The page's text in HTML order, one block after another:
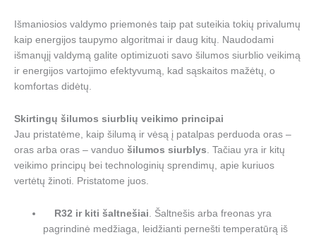
Išmaniosios valdymo priemonės taip pat suteikia tokių privalumų
kaip energijos taupymo algoritmai ir daug kitų. Naudodami
išmanųjį valdymą galite optimizuoti savo šilumos siurblio veikimą
ir energijos vartojimo efektyvumą, kad sąskaitos mažėtų, o
komfortas didėtų.
Skirtingų šilumos siurblių veikimo principai
Jau pristatėme, kaip šilumą ir vėsą į patalpas perduoda oras –
oras arba oras – vanduo šilumos siurblys . Tačiau yra ir kitų
veikimo principų bei technologinių sprendimų, apie kuriuos
vertėtų žinoti. Pristatome juos.
R32 ir kiti šaltnešiai . Šaltnešis arba freonas yra
pagrindinė medžiaga, leidžianti pernešti temperatūrą iš